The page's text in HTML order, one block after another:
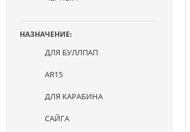
НАЗНАЧЕНИЕ:
ДЛЯ БУЛЛПАП
AR15
ДЛЯ КАРАБИНА
САЙГА